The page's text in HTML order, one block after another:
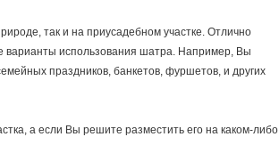
так и на приусадебном участке. Отлично
варианты использования шатра. Например, Вы
праздников, банкетов, фуршетов, и других
а если Вы решите разместить его на каком-либо